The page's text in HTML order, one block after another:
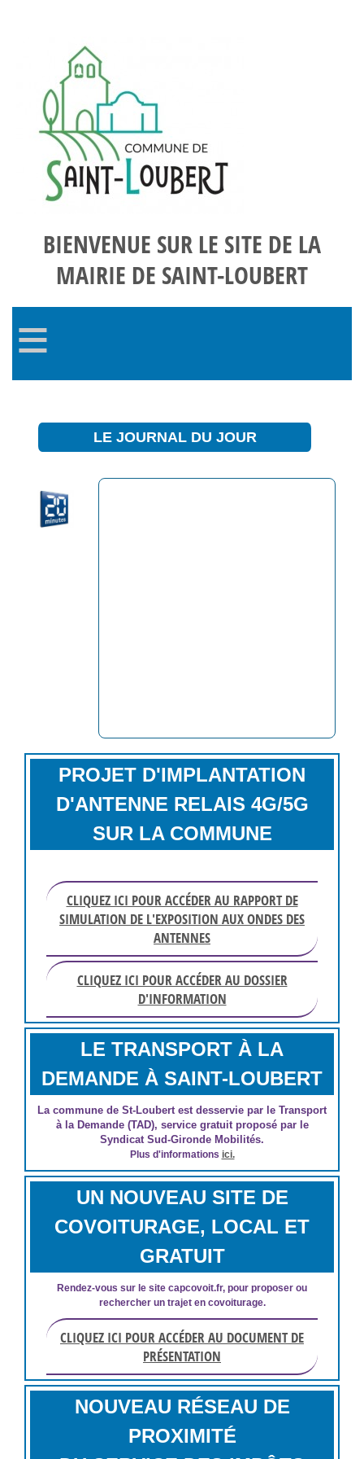
BIENVENUE SUR LE SITE DE LA
MAIRIE DE SAINT-LOUBERT
≡
LE JOURNAL DU JOUR
PROJET D'IMPLANTATION
D'ANTENNE RELAIS 4G/5G
SUR LA COMMUNE
CLIQUEZ ICI POUR ACCÉDER AU RAPPORT DE
SIMULATION DE L'EXPOSITION AUX ONDES DES
ANTENNES
CLIQUEZ ICI POUR ACCÉDER AU DOSSIER
D'INFORMATION
LE TRANSPORT À LA
DEMANDE À SAINT-LOUBERT
La commune de St-Loubert est desservie par le Transport
à la Demande (TAD), service gratuit proposé par le
Syndicat Sud-Gironde Mobilités.
Plus d'informations ici.
UN NOUVEAU SITE DE
COVOITURAGE, LOCAL ET
GRATUIT
Rendez-vous sur le site capcovoit.fr, pour proposer ou
rechercher un trajet en covoiturage.
CLIQUEZ ICI POUR ACCÉDER AU DOCUMENT DE
PRÉSENTATION
NOUVEAU RÉSEAU DE
PROXIMITÉ